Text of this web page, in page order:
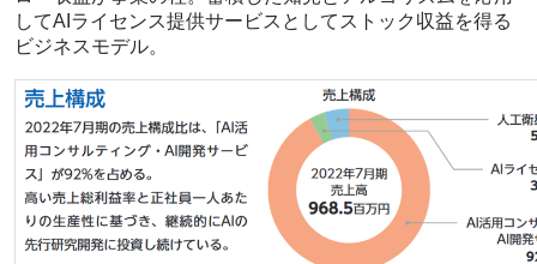
してAIライセンス提供サービスとしてストック収益を得る
ビジネスモデル。